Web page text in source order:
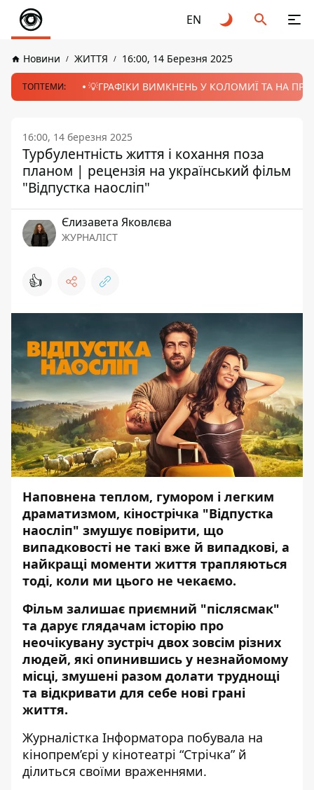
EN
Новини ЖИТТЯ 16:00, 14 Березня 2025
ТОПТЕМИ: 💡ГРАФІКИ ВИМКНЕНЬ У КОЛОМИЇ ТА НА
16:00, 14 березня 2025
Турбулентність життя і кохання поза
планом | рецензія на український фільм
"Відпустка наосліп"
Єлизавета Яковлєва
ЖУРНАЛІСТ
👍
Наповнена теплом, гумором і легким
драматизмом, кінострічка "Відпустка
наосліп" змушує повірити, що
випадковості не такі вже й випадкові, а
найкращі моменти життя трапляються
тоді, коли ми цього не чекаємо.
Фільм залишає приємний "післясмак"
та дарує глядачам історію про
неочікувану зустріч двох зовсім різних
людей, які опинившись у незнайомому
місці, змушені разом долати труднощі
та відкривати для себе нові грані
життя.
Журналістка Інформатора побувала на
кінопрем’єрі у кінотеатрі “Стрічка”й
ділиться своїми враженнями.